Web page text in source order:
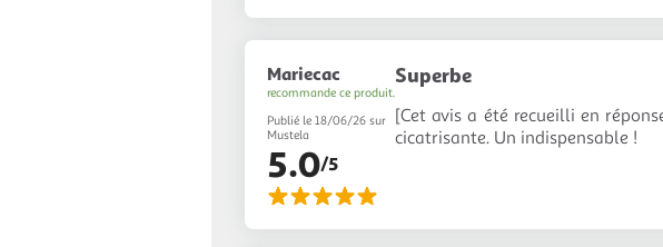
Mariecac
recommande ce produit.
Publié le 18/06/26 sur
Mustela
5.0/5
Superbe
[Cet avis a été recueilli en
cicatrisante. Un indispensable !